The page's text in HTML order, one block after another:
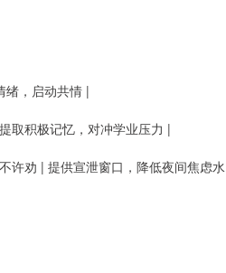
绪，启动共情 |
取积极记忆，对冲学业压力 |
许劝 | 提供宣泄窗口，降低夜间焦虑水